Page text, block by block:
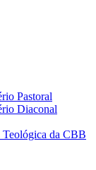
Pastoral
Diaconal
Teológica da CBB